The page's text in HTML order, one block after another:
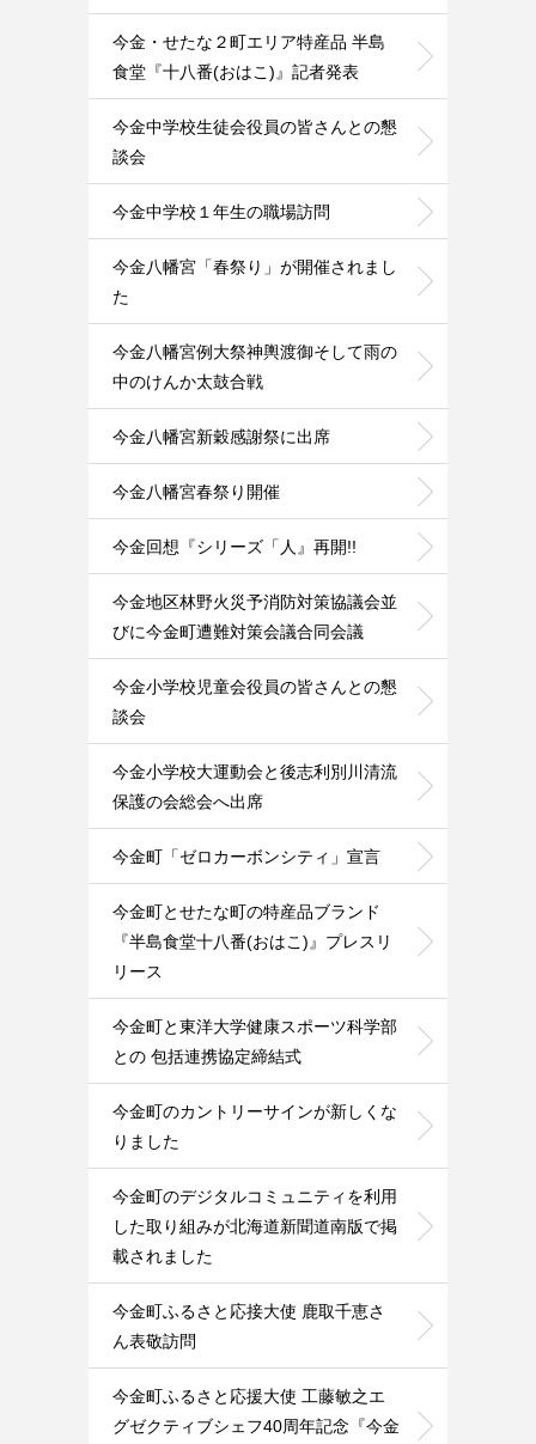
今金・せたな２町エリア特産品 半島
食堂『十八番(おはこ)』記者発表
今金中学校生徒会役員の皆さんとの懇
談会
今金中学校１年生の職場訪問
今金八幡宮「春祭り」が開催されまし
た
今金八幡宮例大祭神輿渡御そして雨の
中のけんか太鼓合戦
今金八幡宮新穀感謝祭に出席
今金八幡宮春祭り開催
今金回想『シリーズ「人』再開!!
今金地区林野火災予消防対策協議会並
びに今金町遭難対策会議合同会議
今金小学校児童会役員の皆さんとの懇
談会
今金小学校大運動会と後志利別川清流
保護の会総会へ出席
今金町「ゼロカーボンシティ」宣言
今金町とせたな町の特産品ブランド
『半島食堂十八番(おはこ)』プレスリ
リース
今金町と東洋大学健康スポーツ科学部
との 包括連携協定締結式
今金町のカントリーサインが新しくな
りました
今金町のデジタルコミュニティを利用
した取り組みが北海道新聞道南版で掲
載されました
今金町ふるさと応接大使 鹿取千恵さ
ん表敬訪問
今金町ふるさと応援大使 工藤敏之エ
グゼクティブシェフ40周年記念『今金